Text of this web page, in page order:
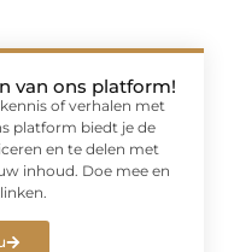
van ons platform!
of verhalen met
platform biedt je de
en te delen met
inhoud. Doe mee en